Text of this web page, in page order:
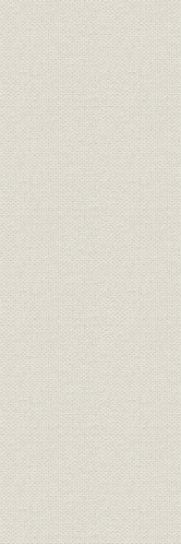
役員
博覧会;広告宣伝
物流
製品;物流
生産;林業
生産
商品;林業